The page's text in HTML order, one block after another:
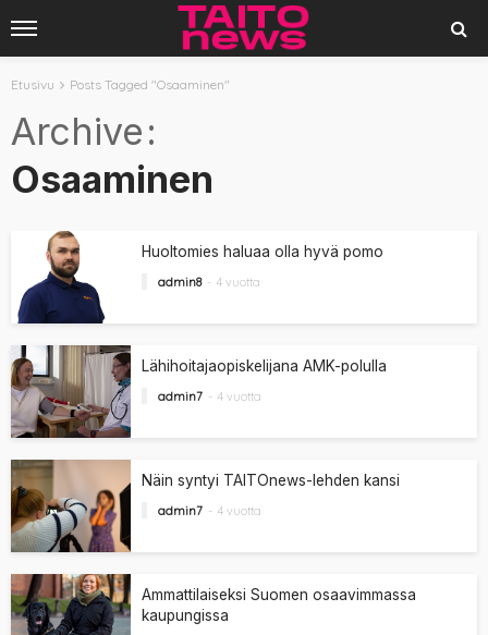
Etusivu Posts Tagged "Osaaminen"
Archive
Osaaminen
Huoltomies haluaa olla hyvä pomo
admin8 4 vuotta
Lähihoitajaopiskelijana AMK-polulla
admin7 4 vuotta
Näin syntyi TAITOnews-lehden kansi
admin7 4 vuotta
Ammattilaiseksi Suomen osaavimmassa
kaupungissa